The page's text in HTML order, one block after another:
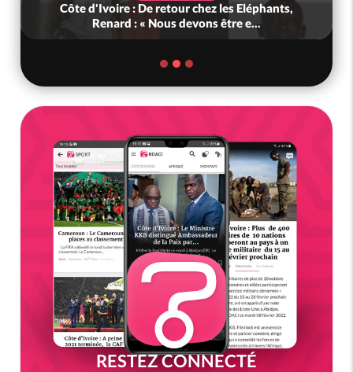
Côte d'Ivoire : De retour chez les Eléphants,
Renard : « Nous devons être e...
RESTEZ CONNECTÉ